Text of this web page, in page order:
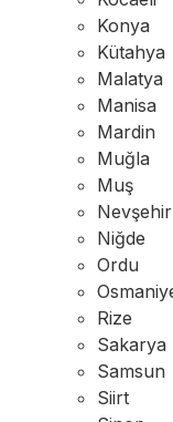
Konya
Kütahya
Malatya
Manisa
Mardin
Muğla
Muş
Nevşehir
Niğde
Ordu
Rize
Sakarya
Samsun
Siirt